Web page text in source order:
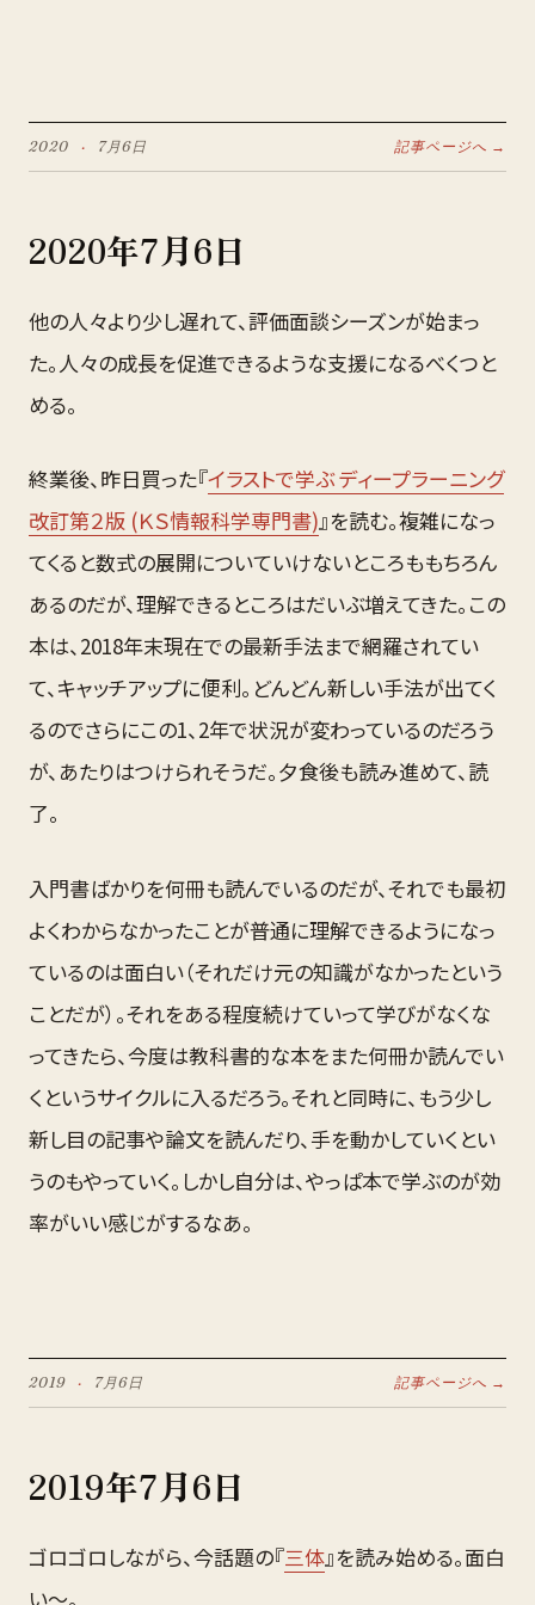
2020 · 7月6日 記事ページへ →
2020年7月6日
他の人々より少し遅れて、評価面談シーズンが始まっ
た。人々の成長を促進できるような支援になるべくつと
める。
終業後、昨日買った『イラストで学ぶ ディープラーニング
改訂第２版 (ＫＳ情報科学専門書)』を読む。複雑になっ
てくると数式の展開についていけないところももちろん
あるのだが、理解できるところはだいぶ増えてきた。この
本は、2018年末現在での最新手法まで網羅されてい
て、キャッチアップに便利。どんどん新しい手法が出てく
るのでさらにこの1、2年で状況が変わっているのだろう
が、あたりはつけられそうだ。夕食後も読み進めて、読
了。
入門書ばかりを何冊も読んでいるのだが、それでも最初
よくわからなかったことが普通に理解できるようになっ
ているのは面白い（それだけ元の知識がなかったという
ことだが）。それをある程度続けていって学びがなくな
ってきたら、今度は教科書的な本をまた何冊か読んでい
くというサイクルに入るだろう。それと同時に、もう少し
新し目の記事や論文を読んだり、手を動かしていくとい
うのもやっていく。しかし自分は、やっぱ本で学ぶのが効
率がいい感じがするなあ。
2019 · 7月6日 記事ページへ →
2019年7月6日
ゴロゴロしながら、今話題の『三体』を読み始める。面白
い〜。